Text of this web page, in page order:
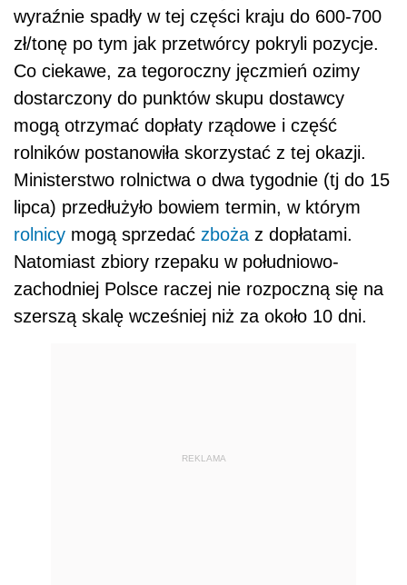
wyraźnie spadły w tej części kraju do 600-700
zł/tonę po tym jak przetwórcy pokryli pozycje.
Co ciekawe, za tegoroczny jęczmień ozimy
dostarczony do punktów skupu dostawcy
mogą otrzymać dopłaty rządowe i część
rolników postanowiła skorzystać z tej okazji.
Ministerstwo rolnictwa o dwa tygodnie (tj do 15
lipca) przedłużyło bowiem termin, w którym
rolnicy mogą sprzedać zboża z dopłatami.
Natomiast zbiory rzepaku w południowo-
zachodniej Polsce raczej nie rozpoczną się na
szerszą skalę wcześniej niż za około 10 dni.
REKLAMA